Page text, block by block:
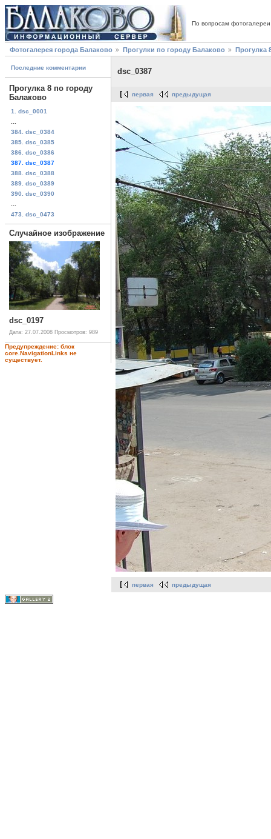
По вопросам
Фотогалерея города Балаково Прогулки по городу Балаково Прогулка
Последние комментарии
Прогулка 8 по городу
Балаково
1. dsc_0001
384. dsc_0384
385. dsc_0385
386. dsc_0386
387. dsc_0387
388. dsc_0388
389. dsc_0389
390. dsc_0390
473. dsc_0473
Случайное изображение
dsc_0197
Дата: 27.07.2008 Просмотров: 989
Предупреждение: блок
core.NavigationLinks не
существует.
dsc_0387
первая предыдущая
первая предыдущая